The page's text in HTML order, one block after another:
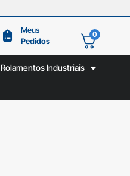
Meus
Pedidos
0
Rolamentos Industriais